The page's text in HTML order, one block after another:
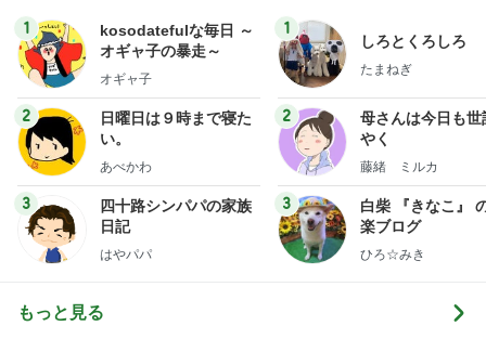
1
kosodatefulな毎日 ～
オギャ子の暴走～
オギャ子
2
日曜日は９時まで寝た
い。
あべかわ
3
四十路シンパパの家族
日記
はやパパ
1
しろとくろしろ
たまねぎ
2
母さんは今日も世
やく
藤緒 ミルカ
3
白柴 『きなこ』
楽ブログ
ひろ☆みき
もっと見る